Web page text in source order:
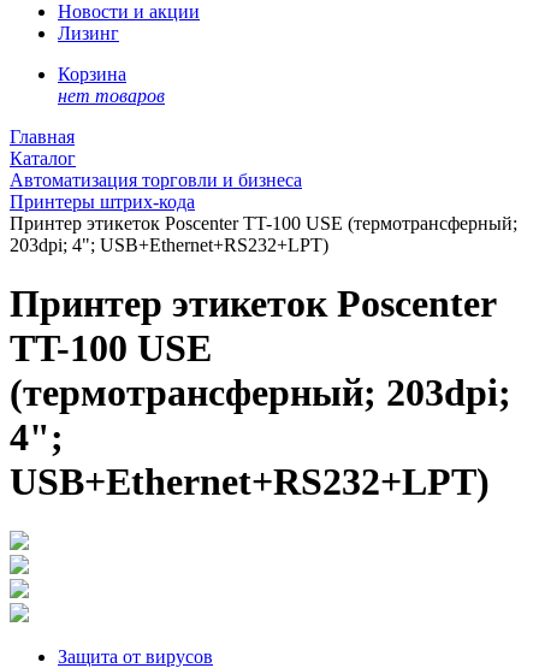
Новости и акции
Лизинг
Корзина
нет товаров
Главная
Каталог
Автоматизация торговли и бизнеса
Принтеры штрих-кода
Принтер этикеток Poscenter TT-100 USE (термотрансферный;
203dpi; 4"; USB+Ethernet+RS232+LPT)
Принтер этикеток Poscenter
TT-100 USE
(термотрансферный; 203dpi;
4";
USB+Ethernet+RS232+LPT)
Защита от вирусов